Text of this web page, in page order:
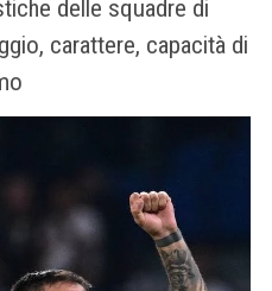
delle squadre di
carattere, capacità di